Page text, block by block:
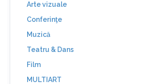
Arte vizuale
Conferinţe
Muzică
Teatru & Dans
Film
MULTIART